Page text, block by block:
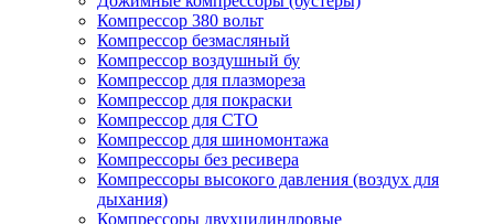
Компрессор 380 вольт
Компрессор безмасляный
Компрессор воздушный бу
Компрессор для плазмореза
Компрессор для покраски
Компрессор для СТО
Компрессор для шиномонтажа
Компрессоры без ресивера
Компрессоры высокого давления (воздух для
дыхания)
Компрессоры двухцилиндровые